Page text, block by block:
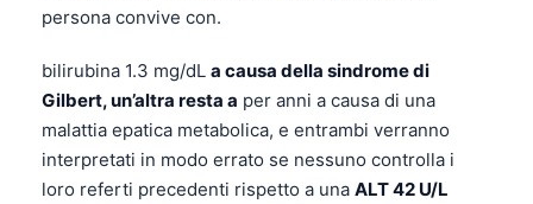
persona convive con.
bilirubina 1.3 mg/dL a causa della sindrome di
Gilbert, un’altra resta a per anni a causa di una
malattia epatica metabolica, e entrambi verranno
interpretati in modo errato se nessuno controlla i
loro referti precedenti rispetto a una ALT 42 U/L
ភាសាខ្មែរ
Kiswahili
አማርኛ
Українська
O‘zbekcha